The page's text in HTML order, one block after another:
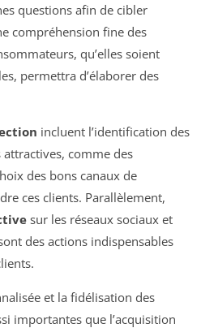
questions afin de cibler
compréhension fine des
qu’elles soient
permettra d’élaborer des
incluent l’identification des
attractives, comme des
des bons canaux de
ces clients. Parallèlement,
sur les réseaux sociaux et
des actions indispensables
et la fidélisation des
importantes que l’acquisition